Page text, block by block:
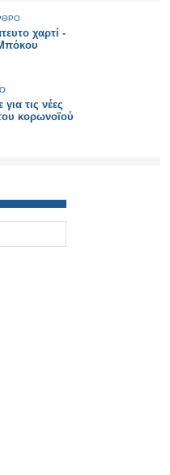
χαρτί -
τις νέες
κορωνοϊού